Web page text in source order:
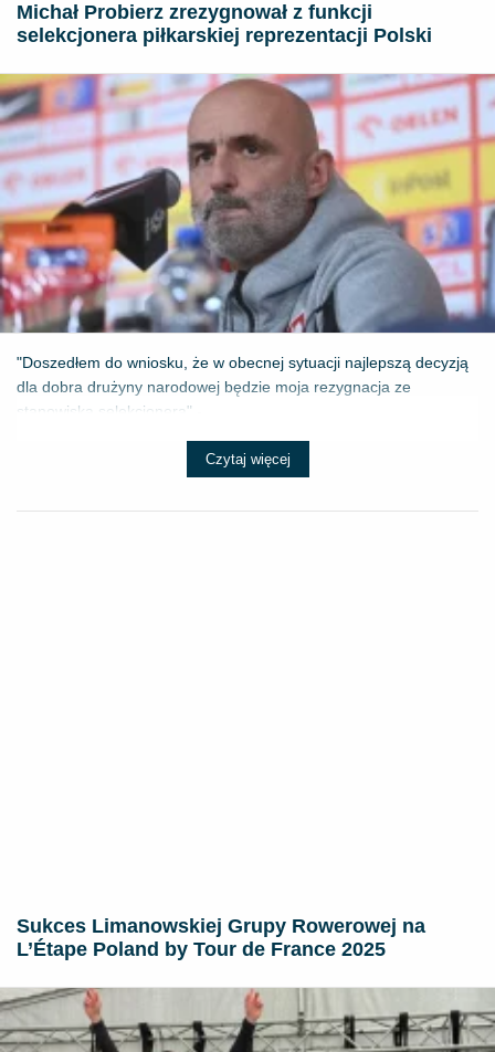
Michał Probierz zrezygnował z funkcji
selekcjonera piłkarskiej reprezentacji Polski
"Doszedłem do wniosku, że w obecnej sytuacji najlepszą decyzją
dla dobra drużyny narodowej będzie moja rezygnacja ze
stanowiska selekcjonera" - ...
Czytaj więcej
Sukces Limanowskiej Grupy Rowerowej na
L’Étape Poland by Tour de France 2025